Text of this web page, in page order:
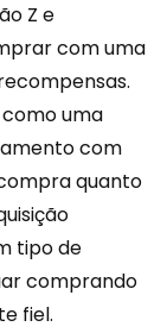
Z e
com uma
uma
com
quanto
tipo de
comprando
fiel.